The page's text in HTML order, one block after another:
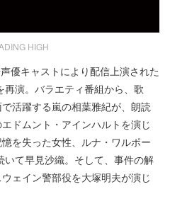
HIGH
優キャストにより配信上演された
再演。バラエティ番組から、歌
活躍する嵐の相葉雅紀が、朗読
ドムント・アインハルトを演じ
を失った女性、ルナ・ワルポー
て早見沙織。そして、事件の解
ェイン警部役を大塚明夫が演じ